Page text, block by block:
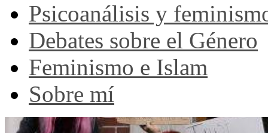
Psicoanálisis y
Debates sobre el Género
Feminismo e Islam
Sobre mí